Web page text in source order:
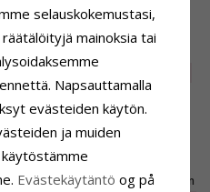
MYÖS
CHANTI Smykkeskrin
selauskokemustasi,
mainoksia tai
Napsauttamalla
evästeiden käytön.
ja muiden
Evästekäytäntö og på